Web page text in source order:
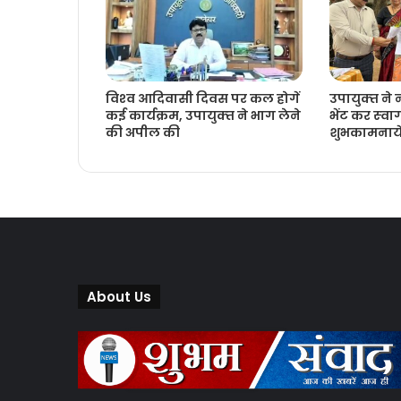
विश्‍व आदिवासी दिवस पर कल होगें
कई कार्यक्रम, उपायुक्‍त ने भाग लेने
की अपील की
उपायुक्‍त ने
भेंट कर
शुभकामनायें
About Us